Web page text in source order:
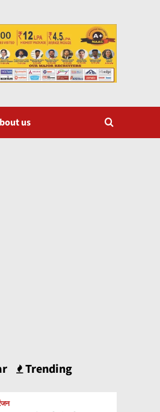
us
Trending